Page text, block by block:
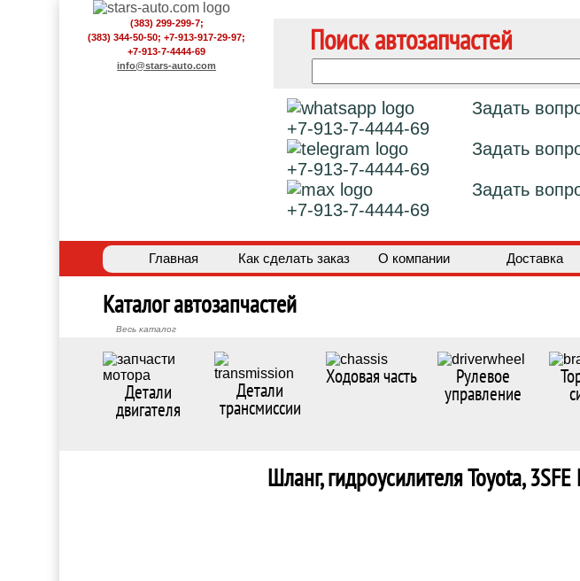
(383) 299-299-7;
(383) 344-50-50; +7-913-917-29-97;
+7-913-7-4444-69
info@stars-auto.com
Поиск автозапчастей
Задать
+7-913-7-4444-69
Задать
+7-913-7-4444-69
Задать
+7-913-7-4444-69
Главная Как сделать заказ О компании Доставка
Каталог автозапчастей
Весь каталог
Детали
двигателя
Детали
трансмиссии
Ходовая часть Рулевое
управление
Шланг, гидроусилителя Toyota,